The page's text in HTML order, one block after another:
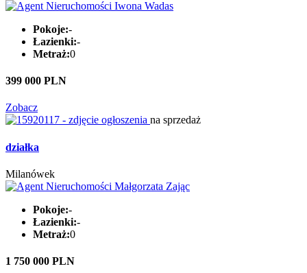
Pokoje:-
Łazienki:-
Metraż:0
399 000 PLN
Zobacz
na sprzedaż
działka
Milanówek
Pokoje:-
Łazienki:-
Metraż:0
1 750 000 PLN